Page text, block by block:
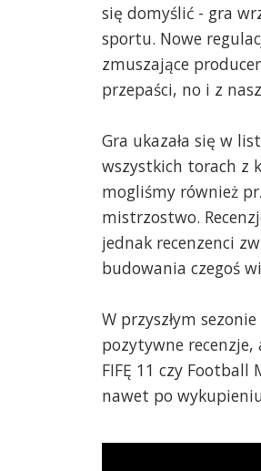
się domyślić - gra
sportu. Nowe
zmuszające
przepaści, no i z
Gra ukazała się w
wszystkich torach z
mogliśmy również
mistrzostwo.
jednak recenzenci
budowania czegoś
W przyszłym
pozytywne recenzje,
FIFĘ 11 czy Football
nawet po